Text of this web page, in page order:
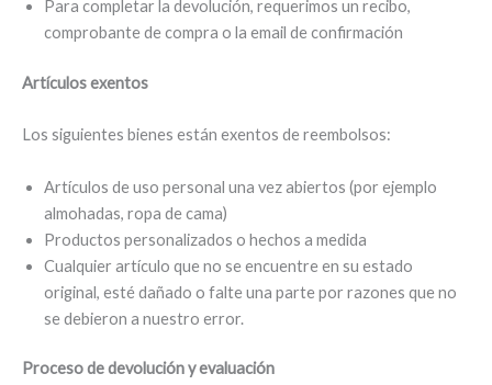
Para completar la devolución, requerimos un recibo,
comprobante de compra o la email de confirmación
Artículosexentos
Los siguientes bienes están exentos de reembolsos:
Artículos de uso personal una vez abiertos (por ejemplo
almohadas, ropa de cama)
Productos personalizados o hechos a medida
Cualquier artículo que no se encuentre en su estado
original, esté dañado o falte una parte por razones que no
se debieron a nuestro error.
Proceso de devolución y evaluación